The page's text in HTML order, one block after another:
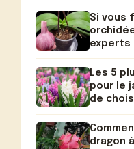
Si vous
experts
Les 5
pour le
de
dragon